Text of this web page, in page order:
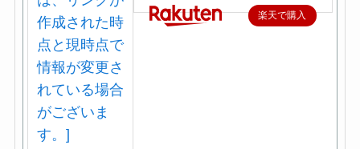
楽天で購入